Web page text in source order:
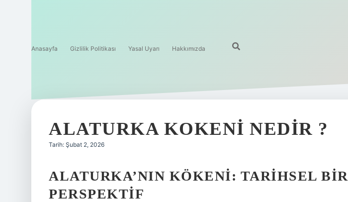
Anasayfa Gizlilik Politikası Yasal Uyarı Hakkımızda
ALATURKA KOKENI NEDIR ?
Tarih: Şubat 2, 2026
ALATURKA’NIN KÖKENI: TARIHSEL BIR
PERSPEKTIF